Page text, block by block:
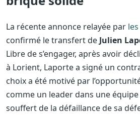
La récente annonce relayée par
confirmé le transfert de Julien
Libre de s’engager, après avoir
à Lorient, Laporte a signé un
choix a été motivé par
comme un leader dans une
souffert de la défaillance de sa